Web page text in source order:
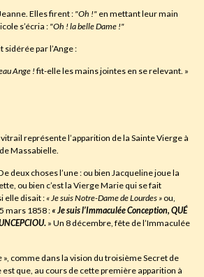
Elles firent : "Oh !" en mettant leur main
s’écria : "Oh !la belle Dame !"
sidérée par l’Ange :
Ange !fit-elle les mains jointes en se relevant. »
vitrail représente l’apparition de la Sainte Vierge à
Massabielle.
deux choses l’une : ou bien Jacqueline joue la
ou bien c’est la Vierge Marie qui se fait
elle disait : «Je suis Notre-Dame de Lourdes » ou,
mars 1858 :« Je suis l’Immaculée Conception, QUÉ
. » Un 8 décembre, fête de l’Immaculée
», comme dans la vision du troisième Secret de
que, au cours de cette première apparition à